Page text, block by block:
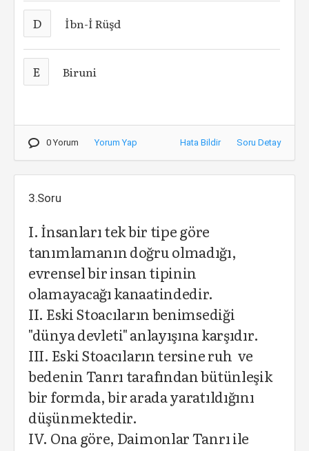
D İbn-İ Rüşd
E Biruni
0 Yorum Yorum Yap Hata Bildir Soru Detay
3.Soru
I. İnsanları tek bir tipe göre
tanımlamanın doğru olmadığı,
evrensel bir insan tipinin
olamayacağı kanaatindedir.
II. Eski Stoacıların benimsediği
"dünya devleti" anlayışına karşıdır.
III. Eski Stoacıların tersine ruh ve
bedenin Tanrı tarafından bütünleşik
bir formda, bir arada yaratıldığını
düşünmektedir.
IV. Ona göre, Daimonlar Tanrı ile